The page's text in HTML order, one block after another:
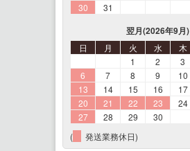
30
31
翌月(2026年9月)
日 月 火 水 木
1
2 3
6
7 8 9 10
13
14 15 16 17
20
21 22 23 24
27
28 29
30
(
発送業務休日)